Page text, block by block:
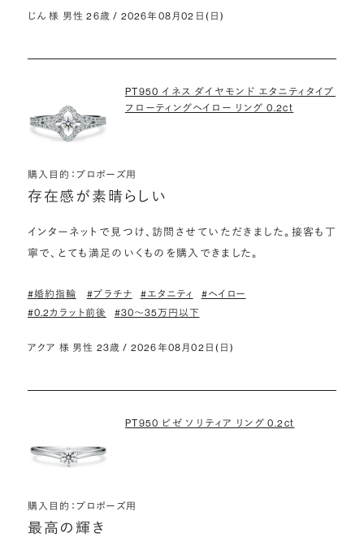
じん 様 男性 26歳 / 2026年08月02日(日)
PT950 イネス ダイヤモンド エタニティタイプ
フローティングヘイロー リング 0.2ct
購入目的：プロポーズ用
存在感が素晴らしい
インターネットで見つけ、訪問させていただきました。接客も丁
寧で、とても満足のいくものを購入できました。
#婚約指輪 #プラチナ #エタニティ
#ヘイロー
#0.2カラット前後
#30〜35万円以下
アクア 様 男性 23歳 / 2026年08月02日(日)
PT950 ビゼ ソリティア リング 0.2ct
購入目的：プロポーズ用
最高の輝き